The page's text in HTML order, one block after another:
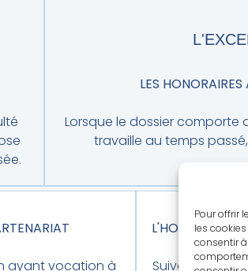
Pour offrir
les
consentir
LES
Lorsque le dossier
travaille au temps
ayant vocation à
L'HONORAIRE
Suivant le